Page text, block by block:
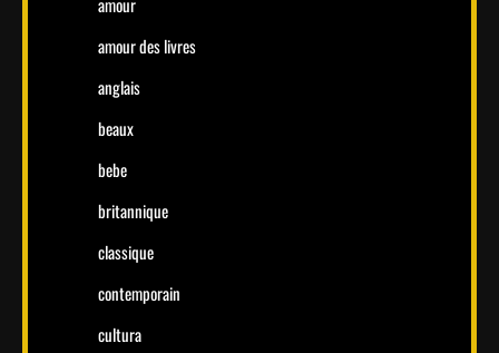
amour des livres
anglais
beaux
bebe
britannique
classique
contemporain
cultura